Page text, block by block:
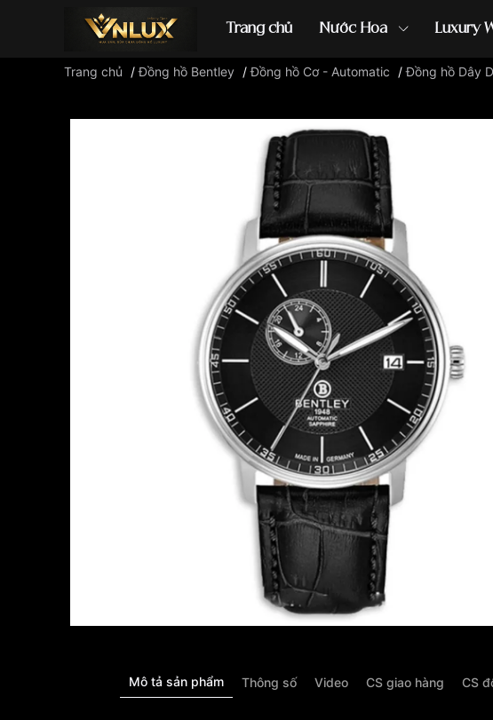
Trang chủ Nước Hoa Luxury
Đồng hồ casio đồng hồ G-Shock
Trang chủ /Đồng hồ Bentley /Đồng hồ Cơ - Automatic /Đồng hồ Dây
Mô tả sản phẩm Thông số Video CS giao hàng CS